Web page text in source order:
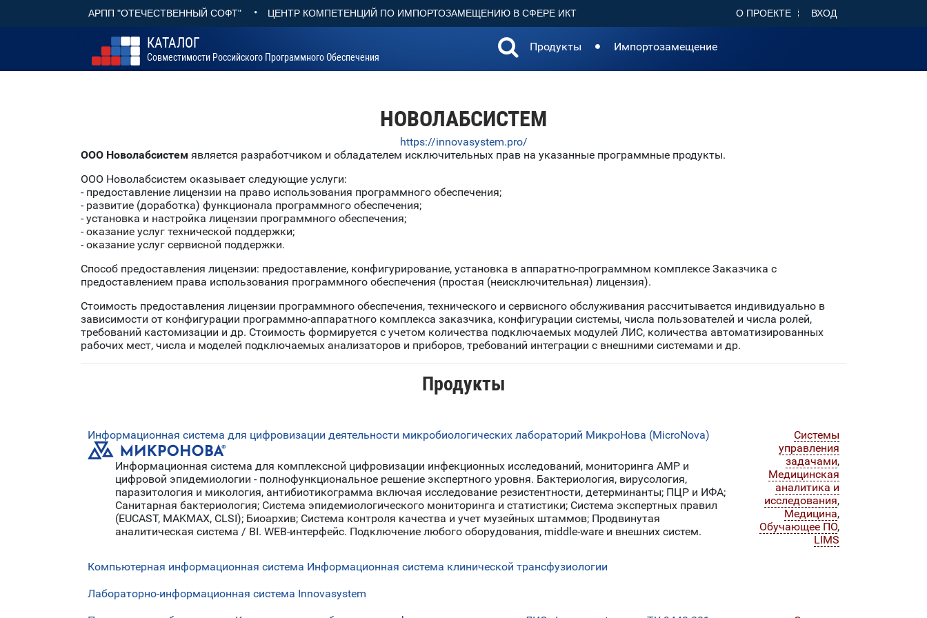
АРПП "ОТЕЧЕСТВЕННЫЙ СОФТ" • ЦЕНТР КОМПЕТЕНЦИЙ ПО ИМПОРТОЗАМЕЩЕНИЮ В СФЕРЕ ИКТ О ПРОЕКТЕ ВХОД
КАТАЛОГ
Совместимости Российского Программного Обеспечения
Продукты Импортозамещение
НОВОЛАБСИСТЕМ
https://innovasystem.pro/
ООО Новолабсистем является разработчиком и обладателем исключительных прав на указанные программные продукты.
ООО Новолабсистем оказывает следующие услуги:
- предоставление лицензии на право использования программного обеспечения;
- развитие (доработка) функционала программного обеспечения;
- установка и настройка лицензии программного обеспечения;
- оказание услуг технической поддержки;
- оказание услуг сервисной поддержки.
Способ предоставления лицензии: предоставление, конфигурирование, установка в аппаратно-программном комплексе Заказчика с
предоставлением права использования программного обеспечения (простая (неисключительная) лицензия).
Стоимость предоставления лицензии программного обеспечения, технического и сервисного обслуживания рассчитывается индивидуально в
зависимости от конфигурации программно-аппаратного комплекса заказчика, конфигурации системы, числа пользователей и числа ролей,
требований кастомизации и др. Стоимость формируется с учетом количества подключаемых модулей ЛИС, количества автоматизированных
рабочих мест, числа и моделей подключаемых анализаторов и приборов, требований интеграции с внешними системами и др.
Продукты
Информационная система для цифровизации деятельности микробиологических лабораторий МикроНова (MicroNova)
Информационная система для комплексной цифровизации инфекционных исследований, мониторинга АМР и
цифровой эпидемиологии - полнофункциональное решение экспертного уровня. Бактериология, вирусология,
паразитология и микология, антибиотикограмма включая исследование резистентности, детерминанты; ПЦР и ИФА;
Санитарная бактериология; Система эпидемиологического мониторинга и статистики; Система экспертных правил
(EUCAST, MAKMAX, CLSI); Биоархив; Система контроля качества и учет музейных штаммов; Продвинутая
аналитическая система / BI. WEB-интерфейс. Подключение любого оборудования, middle-ware и внешних систем.
Системы
управления
задачами,
Медицинская
аналитика и
исследования,
Медицина,
Обучающее ПО,
LIMS
Компьютерная информационная система Информационная система клинической трансфузиологии
Лабораторно-информационная система Innovasystem